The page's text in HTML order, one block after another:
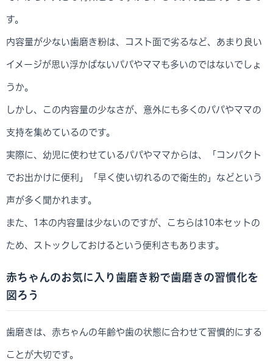
す。
内容量が少ない歯磨き粉は、コスト面で劣るなど、あまり良い
イメージが思い浮かばないパパやママも多いのではないでしょ
うか。
しかし、この内容量の少なさが、意外にも多くのパパやママの
支持を集めているのです。
実際に、幼児に使わせているパパやママからは、「コンパクト
でお出かけに便利」「早く使い切れるので衛生的」などという
声が多く聞かれます。
また、1本の内容量は少ないのですが、こちらは10本セットの
ため、ストックしておけるという便利さもあります。
赤ちゃんのお気に入り歯磨き粉で歯磨きの習慣化を
図ろう
歯磨きは、赤ちゃんの年齢や歯の状態に合わせて習慣的にする
ことが大切です。